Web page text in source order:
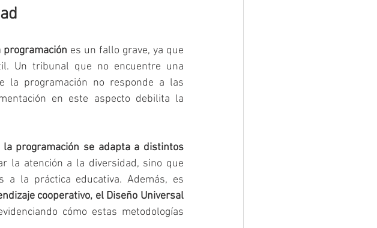
es un fallo grave, ya que
Un tribunal que no encuentre una
en este aspecto debilita la
la programación se adapta a distintos
la atención a la diversidad, sino que
a la práctica educativa. Además, es
cooperativo, el Diseño Universal
cómo estas metodologías